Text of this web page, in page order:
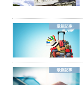
最新記事
最新記事